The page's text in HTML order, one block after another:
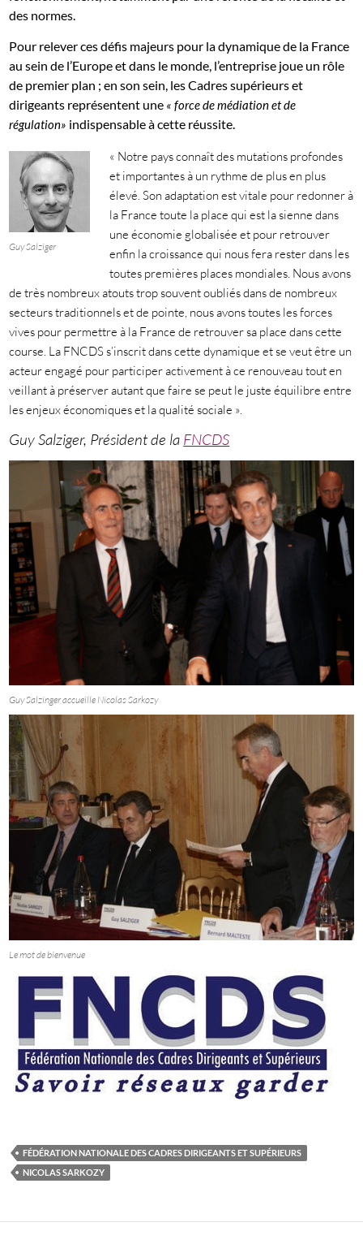
des normes.
Pour relever ces défis majeurs pour la dynamique de la France
au sein de l’Europe et dans le monde, l’entreprise joue un rôle
de premier plan ; en son sein, les Cadres supérieurs et
dirigeants représentent une « force de médiation et de
régulation» indispensable à cette réussite.
Guy Salziger
« Notre pays connaît des mutations profondes
et importantes à un rythme de plus en plus
élevé. Son adaptation est vitale pour redonner à
la France toute la place qui est la sienne dans
une économie globalisée et pour retrouver
enfin la croissance qui nous fera rester dans les
toutes premières places mondiales. Nous avons
de très nombreux atouts trop souvent oubliés dans de nombreux
secteurs traditionnels et de pointe, nous avons toutes les forces
vives pour permettre à la France de retrouver sa place dans cette
course. La FNCDS s’inscrit dans cette dynamique et se veut être un
acteur engagé pour participer activement à ce renouveau tout en
veillant à préserver autant que faire se peut le juste équilibre entre
les enjeux économiques et la qualité sociale ».
Guy Salziger, Président de la FNCDS
Guy Salzinger accueille Nicolas Sarkozy
Le mot de bienvenue
FÉDÉRATION NATIONALE DES CADRES DIRIGEANTS ET SUPÉRIEURS
NICOLAS SARKOZY